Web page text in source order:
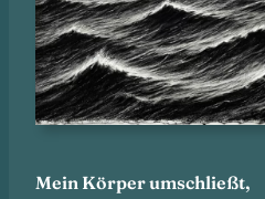
Mein Körper umschließt,